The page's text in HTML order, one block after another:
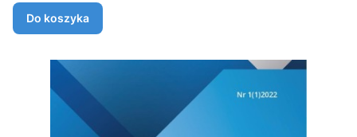
Do koszyka